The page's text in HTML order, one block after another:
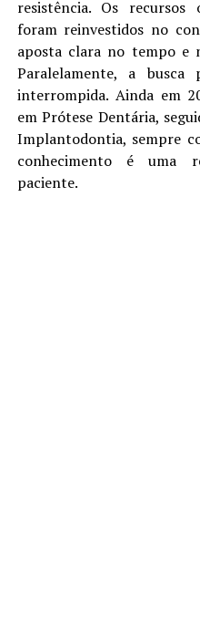
resistência. Os
foram reinvestidos no
aposta clara no tempo e
Paralelamente, a
interrompida. Ainda em
em Prótese Dentária,
Implantodontia, sempre
conhecimento é uma
paciente.